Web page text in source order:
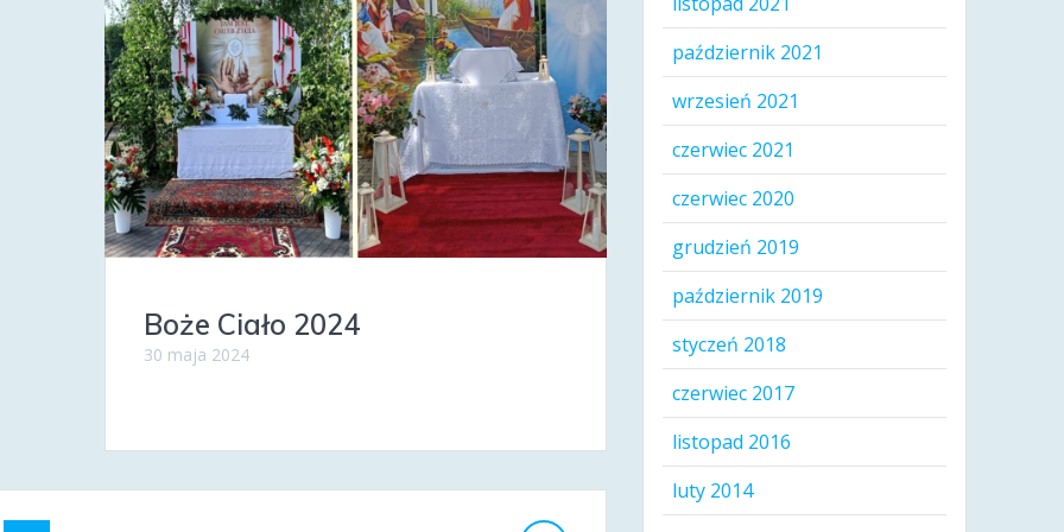
Boże Ciało 2024
30 maja 2024
październik 2021
wrzesień 2021
czerwiec 2021
czerwiec 2020
grudzień 2019
październik 2019
styczeń 2018
czerwiec 2017
listopad 2016
luty 2014